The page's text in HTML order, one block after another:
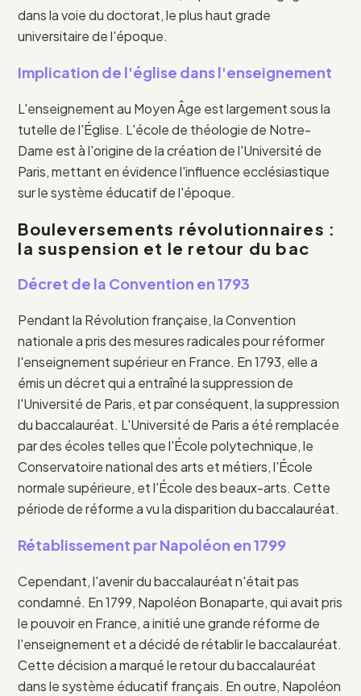
dans la voie du doctorat, le plus haut grade
universitaire de l'époque.
Implication de l'église dans l'enseignement
L'enseignement au Moyen Âge est largement sous la
tutelle de l'Église. L'école de théologie de Notre-
Dame est à l'origine de la création de l'Université de
Paris, mettant en évidence l'influence ecclésiastique
sur le système éducatif de l'époque.
Bouleversements révolutionnaires :
la suspension et le retour du bac
Décret de la Convention en 1793
Pendant la Révolution française, la Convention
nationale a pris des mesures radicales pour réformer
l'enseignement supérieur en France. En 1793, elle a
émis un décret qui a entraîné la suppression de
l'Université de Paris, et par conséquent, la suppression
du baccalauréat. L'Université de Paris a été remplacée
par des écoles telles que l'École polytechnique, le
Conservatoire national des arts et métiers, l'École
normale supérieure, et l'École des beaux-arts. Cette
période de réforme a vu la disparition du baccalauréat.
Rétablissement par Napoléon en 1799
Cependant, l'avenir du baccalauréat n'était pas
condamné. En 1799, Napoléon Bonaparte, qui avait pris
le pouvoir en France, a initié une grande réforme de
l'enseignement et a décidé de rétablir le baccalauréat.
Cette décision a marqué le retour du baccalauréat
dans le système éducatif français. En outre, Napoléon